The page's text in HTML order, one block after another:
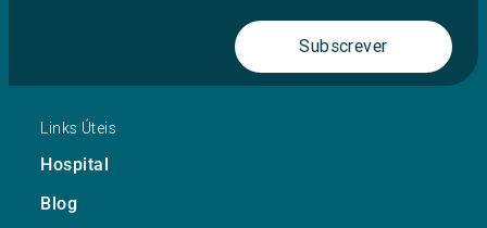
Subscrever
Links Úteis
Hospital
Blog